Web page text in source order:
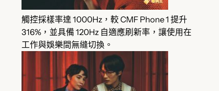
觸控採樣率達 1000Hz，較 CMF Phone 1 提升
316%，並具備 120Hz 自適應刷新率，讓使用在
工作與娛樂間無縫切換。